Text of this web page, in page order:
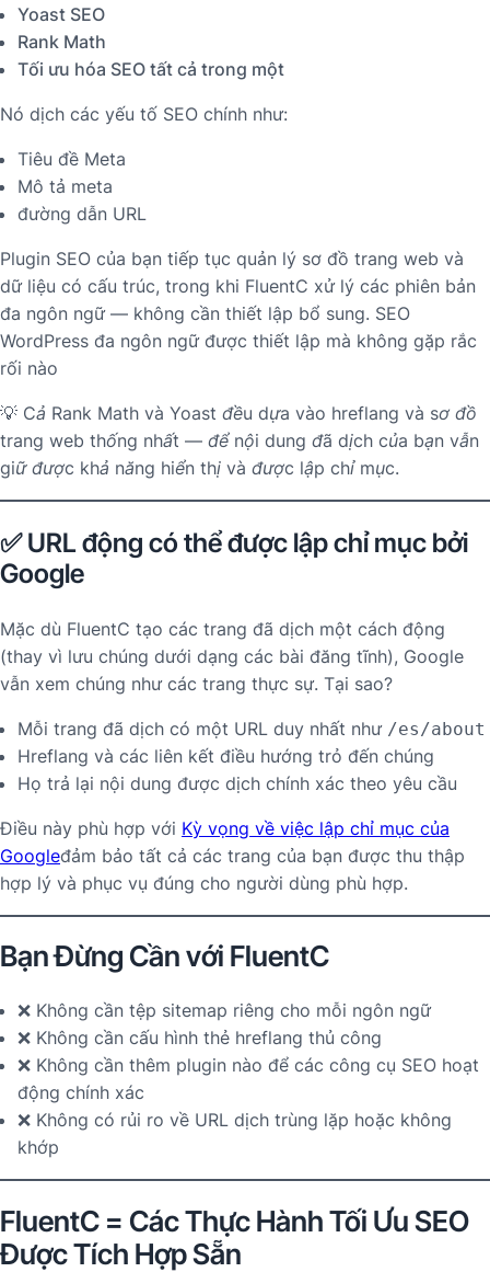
Yoast SEO
Rank Math
Tối ưu hóa SEO tất cả trong một
Nó dịch các yếu tố SEO chính như:
Tiêu đề Meta
Mô tả meta
đường dẫn URL
Plugin SEO của bạn tiếp tục quản lý sơ đồ trang web và
dữ liệu có cấu trúc, trong khi FluentC xử lý các phiên bản
đa ngôn ngữ — không cần thiết lập bổ sung. SEO
WordPress đa ngôn ngữ được thiết lập mà không gặp rắc
rối nào
💡 Cả Rank Math và Yoast đều dựa vào hreflang và sơ đồ
trang web thống nhất — để nội dung đã dịch của bạn vẫn
giữ được khả năng hiển thị và được lập chỉ mục.
✅ URL động có thể được lập chỉ mục bởi
Google
Mặc dù FluentC tạo các trang đã dịch một cách động
(thay vì lưu chúng dưới dạng các bài đăng tĩnh), Google
vẫn xem chúng như các trang thực sự. Tại sao?
Mỗi trang đã dịch có một URL duy nhất như /es/about
Hreflang và các liên kết điều hướng trỏ đến chúng
Họ trả lại nội dung được dịch chính xác theo yêu cầu
Điều này phù hợp với Kỳ vọng về việc lập chỉ mục của
Googleđảm bảo tất cả các trang của bạn được thu thập
hợp lý và phục vụ đúng cho người dùng phù hợp.
BạnĐừng Cần với FluentC
❌ Không cần tệp sitemap riêng cho mỗi ngôn ngữ
❌ Không cần cấu hình thẻ hreflang thủ công
❌ Không cần thêm plugin nào để các công cụ SEO hoạt
động chính xác
❌ Không có rủi ro về URL dịch trùng lặp hoặc không
khớp
FluentC = Các Thực Hành Tối Ưu SEO
Được Tích Hợp Sẵn